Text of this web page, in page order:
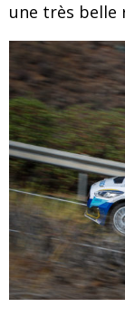
une très belle